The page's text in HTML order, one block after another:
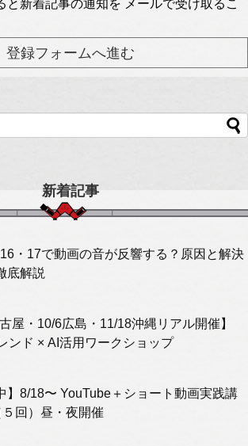
と新着記事の通知を メールで受け取るこ
新着記事
・17で動画の音が反響する？原因と解決
底解説
古屋・10/6広島・11/18沖縄リアル開催】
ンド × AI活用ワークショップ
】8/18〜 YouTube＋ショート動画実践講
５回）昼・夜開催